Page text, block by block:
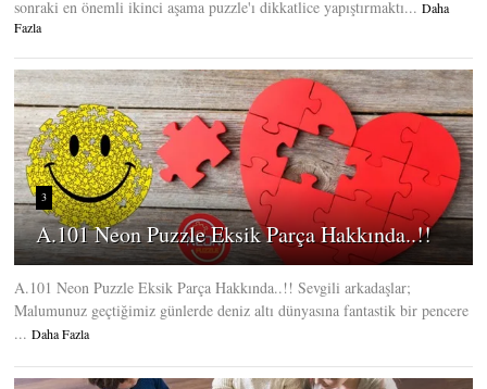
sonraki en önemli ikinci aşama puzzle'ı dikkatlice yapıştırmaktı... Daha
Fazla
3
A.101 Neon Puzzle Eksik Parça Hakkında..!!
A.101 Neon Puzzle Eksik Parça Hakkında..!! Sevgili arkadaşlar;
Malumunuz geçtiğimiz günlerde deniz altı dünyasına fantastik bir pencere
... Daha Fazla